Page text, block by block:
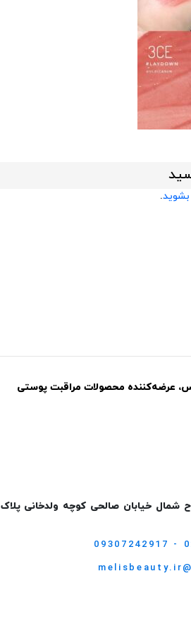
بشوید.
عرضه‌کننده محصولات مراقبت پوستی
شمال خیابان صالحی کوچه ولدخانی پلاک
09307242917 -